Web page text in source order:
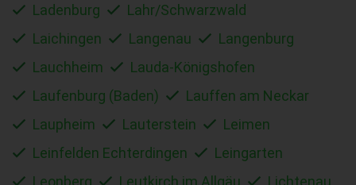
Ladenburg
Lahr/Schwarzwald
Laichingen
Langenau
Langenburg
Lauchheim
Lauda-Königshofen
Laufenburg (Baden)
Lauffen am Neckar
Laupheim
Lauterstein
Leimen
Leinfelden Echterdingen
Leingarten
Leonberg
Leutkirch im Allgäu Lichtenau